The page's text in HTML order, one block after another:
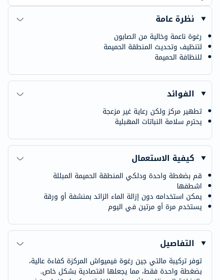
نظرة عامة
رغوة ناعمة وخالية من الصابون
لتنظيف وتحديث المنطقة الحميمة
للنظافة الحميمة
الفوائد
تطهير مركز ولكن رعاية غير مزعجة
يحترم سلامة النباتات المهبلية
كيفية الاستعمال
قم بضغطة واحدة ودلكي المنطقة الحميمة المبللة
اشطفها
يمكن استخدامه دون إزالة الماء الزائد بمنشفة أو ورقة
يستخدم مرة أو مرتين في اليوم
التفاصيل
توفر تركيبة مالتي جين رغوة فيميواش المركزة كفاءة عالية،
بضغطة واحدة فقط، مما يجعلها اقتصادية بشكل خاص.